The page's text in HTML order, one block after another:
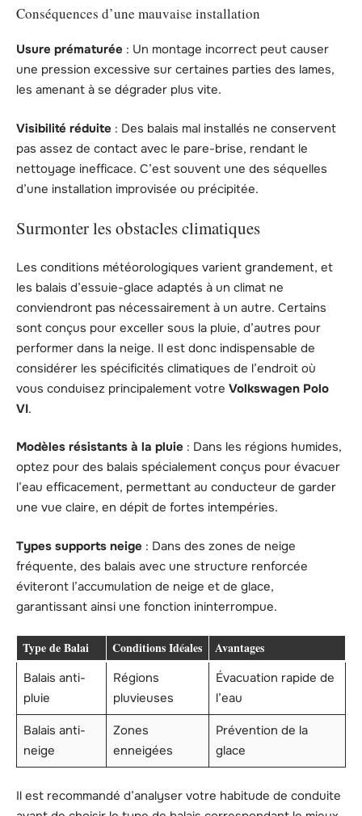
Conséquences d’une mauvaise installation
Usure prématurée : Un montage incorrect peut causer
une pression excessive sur certaines parties des lames,
les amenant à se dégrader plus vite.
Visibilité réduite : Des balais mal installés ne conservent
pas assez de contact avec le pare-brise, rendant le
nettoyage inefficace. C’est souvent une des séquelles
d’une installation improvisée ou précipitée.
Surmonter les obstacles climatiques
Les conditions météorologiques varient grandement, et
les balais d’essuie-glace adaptés à un climat ne
conviendront pas nécessairement à un autre. Certains
sont conçus pour exceller sous la pluie, d’autres pour
performer dans la neige. Il est donc indispensable de
considérer les spécificités climatiques de l’endroit où
vous conduisez principalement votre Volkswagen Polo
VI.
Modèles résistants à la pluie : Dans les régions humides,
optez pour des balais spécialement conçus pour évacuer
l’eau efficacement, permettant au conducteur de garder
une vue claire, en dépit de fortes intempéries.
Types supports neige : Dans des zones de neige
fréquente, des balais avec une structure renforcée
éviteront l’accumulation de neige et de glace,
garantissant ainsi une fonction ininterrompue.
Type de Balai Conditions Idéales Avantages
Balais anti-
pluie
Régions
pluvieuses
Évacuation rapide de
l’eau
Balais anti-
neige
Zones
enneigées
Prévention de la
glace
Il est recommandé d’analyser votre habitude de conduite